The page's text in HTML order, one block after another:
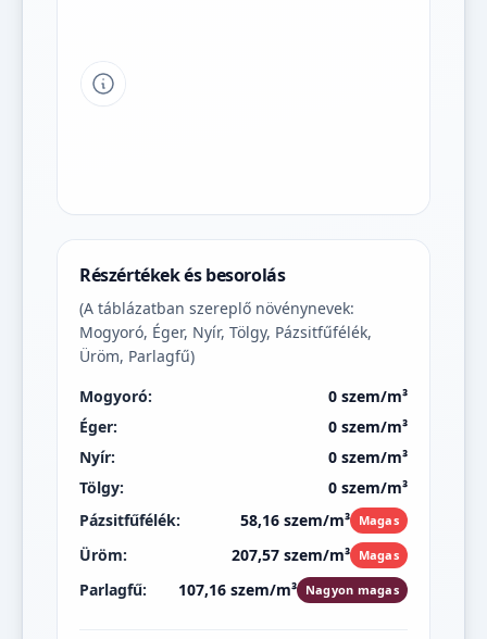
Tipp a grafikon jelmagyarázatához
Részértékek és besorolás
(A táblázatban szereplő növénynevek:
Mogyoró, Éger, Nyír, Tölgy, Pázsitfűfélék,
Üröm, Parlagfű)
Mogyoró:
0 szem/m³
Éger:
0 szem/m³
Nyír:
0 szem/m³
Tölgy:
0 szem/m³
Pázsitfűfélék:
58,16 szem/m³ Magas
Üröm: 207,57 szem/m³ Magas
Parlagfű: 107,16 szem/m³ Nagyon magas